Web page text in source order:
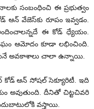
సంబంధించి ఈ ప్రభుత్వం
ఆన్‌ వేజెస్‌కు రూపం ఇవ్వడం.
ఈ కోడ్‌ ధ్యేయం.
ఆమోదం కూడా లభించింది.
అవకాశాలు చాలా ఉన్నాయి.
కోడ్‌ ఆన్‌ సోషల్‌ సెక్యూరిటీ. ఇది
అవుతుంది. దీనితో చిట్టచివరి
వస్తాయి.